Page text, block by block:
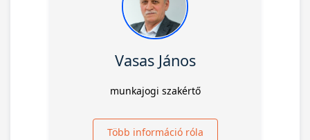
Vasas János
munkajogi szakértő
Több információ róla